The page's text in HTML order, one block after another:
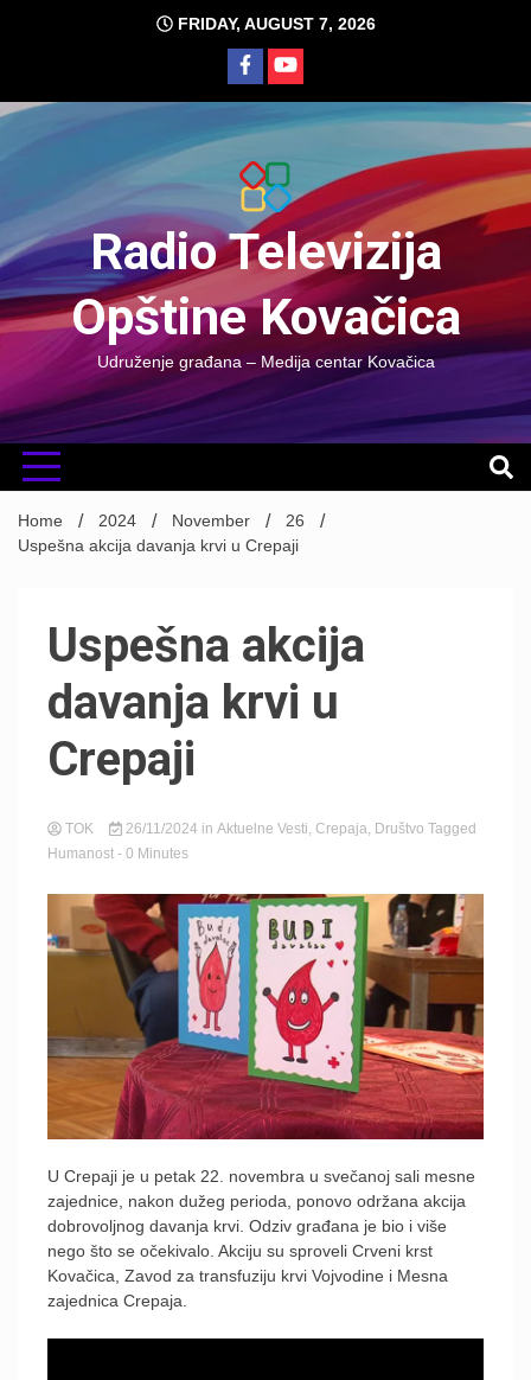
FRIDAY, AUGUST 7, 2026
Radio Televizija
Opštine Kovačica
Udruženje građana – Medija centar Kovačica
Home 2024 November
26
Uspešna akcija davanja krvi u Crepaji
Uspešna akcija
davanja krvi u
Crepaji
TOK 26/11/2024 in Aktuelne Vesti, Crepaja, Društvo Tagged
Humanost - 0 Minutes
U Crepaji je u petak 22. novembra u svečanoj sali mesne
zajednice, nakon dužeg perioda, ponovo održana akcija
dobrovoljnog davanja krvi. Odziv građana je bio i više
nego što se očekivalo. Akciju su sproveli Crveni krst
Kovačica, Zavod za transfuziju krvi Vojvodine i Mesna
zajednica Crepaja.